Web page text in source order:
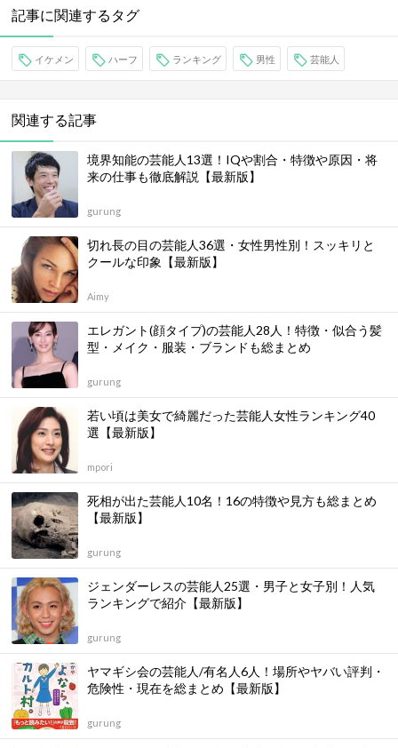
記事に関連するタグ
イケメン ハーフ ランキング 男性 芸能人
関連する記事
境界知能の芸能人13選！IQや割合・特徴や原因・将
来の仕事も徹底解説【最新版】
gurung
切れ長の目の芸能人36選・女性男性別！スッキリと
クールな印象【最新版】
Aimy
エレガント(顔タイプ)の芸能人28人！特徴・似合う髪
型・メイク・服装・ブランドも総まとめ
gurung
若い頃は美女で綺麗だった芸能人女性ランキング40
選【最新版】
mpori
死相が出た芸能人10名！16の特徴や見方も総まとめ
【最新版】
gurung
ジェンダーレスの芸能人25選・男子と女子別！人気
ランキングで紹介【最新版】
gurung
ヤマギシ会の芸能人/有名人6人！場所やヤバい評判・
危険性・現在を総まとめ【最新版】
gurung